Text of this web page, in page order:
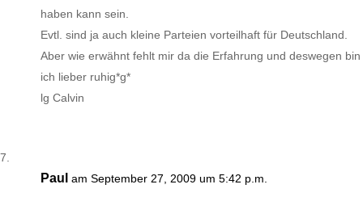
haben kann sein.
Evtl. sind ja auch kleine Parteien vorteilhaft für Deutschland.
Aber wie erwähnt fehlt mir da die Erfahrung und deswegen bin
ich lieber ruhig*g*
lg Calvin
Paul am September 27, 2009 um 5:42 p.m.